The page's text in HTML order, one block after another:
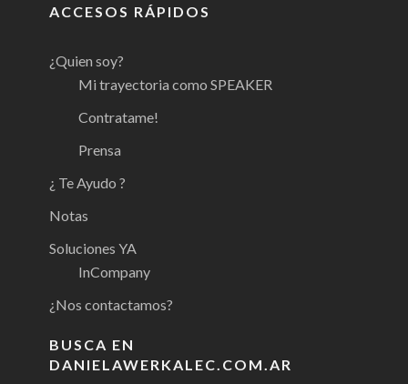
ACCESOS RÁPIDOS
¿Quien soy?
Mi trayectoria como SPEAKER
Contratame!
Prensa
¿ Te Ayudo ?
Notas
Soluciones YA
InCompany
¿Nos contactamos?
BUSCA EN
DANIELAWERKALEC.COM.AR